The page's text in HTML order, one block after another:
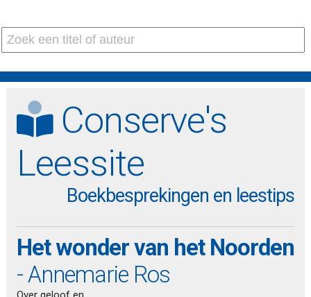
Conserve's
Leessite
Boekbesprekingen en leestips
Het wonder van het Noorden
- Annemarie Ros